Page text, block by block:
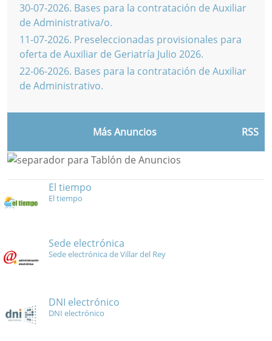
30-07-2026. Bases para la contratación de Auxiliar
de Administrativa/o.
11-07-2026. Preseleccionadas provisionales para
oferta de Auxiliar de Geriatría Julio 2026.
22-06-2026. Bases para la contratación de Auxiliar
de Administrativo.
Más Anuncios RSS
El tiempo
El tiempo
Sede electrónica
Sede electrónica de Villar del Rey
DNI electrónico
DNI electrónico